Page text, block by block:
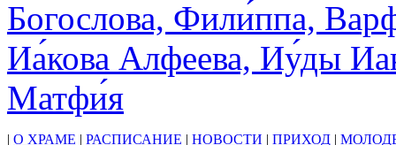
Богослова, Фили́ппа,
Иа́кова Алфеева, Иу́ды
Матфи́я
О ХРАМЕ РАСПИСАНИЕ НОВОСТИ ПРИХОД